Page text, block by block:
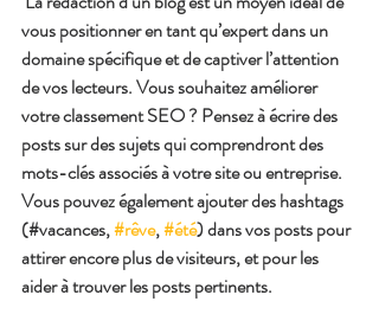
vous positionner en tant qu’expert dans un
domaine spécifique et de captiver l’attention
de vos lecteurs. Vous souhaitez améliorer
votre classement SEO ? Pensez à écrire des
posts sur des sujets qui comprendront des
mots-clés associés à votre site ou entreprise.
Vous pouvez également ajouter des hashtags
(#vacances, #rêve, #été) dans vos posts pour
attirer encore plus de visiteurs, et pour les
aider à trouver les posts pertinents.